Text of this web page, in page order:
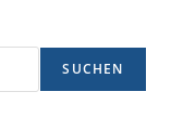
SUCHEN